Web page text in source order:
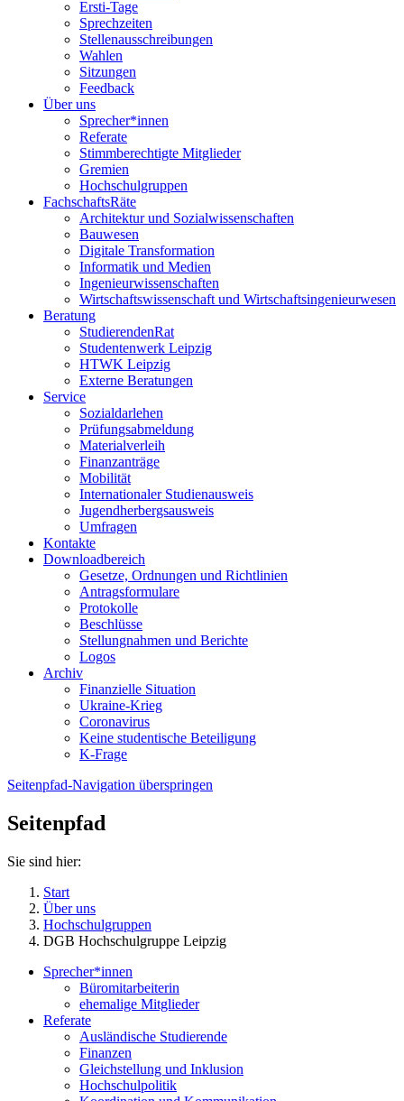
Ersti-Tage
Sprechzeiten
Stellenausschreibungen
Wahlen
Sitzungen
Feedback
Über uns
Sprecher*innen
Referate
Stimmberechtigte Mitglieder
Gremien
Hochschulgruppen
FachschaftsRäte
Architektur und Sozialwissenschaften
Bauwesen
Digitale Transformation
Informatik und Medien
Ingenieurwissenschaften
Wirtschaftswissenschaft und Wirtschaftsingenieurwesen
Beratung
StudierendenRat
Studentenwerk Leipzig
HTWK Leipzig
Externe Beratungen
Service
Sozialdarlehen
Prüfungsabmeldung
Materialverleih
Finanzanträge
Mobilität
Internationaler Studienausweis
Jugendherbergsausweis
Umfragen
Kontakte
Downloadbereich
Gesetze, Ordnungen und Richtlinien
Antragsformulare
Protokolle
Beschlüsse
Stellungnahmen und Berichte
Logos
Archiv
Finanzielle Situation
Ukraine-Krieg
Coronavirus
Keine studentische Beteiligung
K-Frage
Seitenpfad-Navigation überspringen
Seitenpfad
Sie sind hier:
Start
Über uns
Hochschulgruppen
DGB Hochschulgruppe Leipzig
Sprecher*innen
Büromitarbeiterin
ehemalige Mitglieder
Referate
Ausländische Studierende
Finanzen
Gleichstellung und Inklusion
Hochschulpolitik